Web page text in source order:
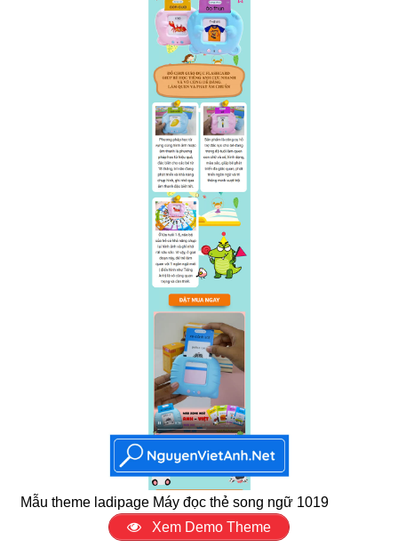
Mẫu theme ladipage Máy đọc thẻ song ngữ 1019
Xem Demo Theme